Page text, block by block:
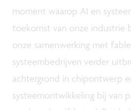
moment waarop AI en
toekomst van onze industrie
onze samenwerking met
systeembedrijven verder
achtergrond in chipontwerp
systeemontwikkeling bij van